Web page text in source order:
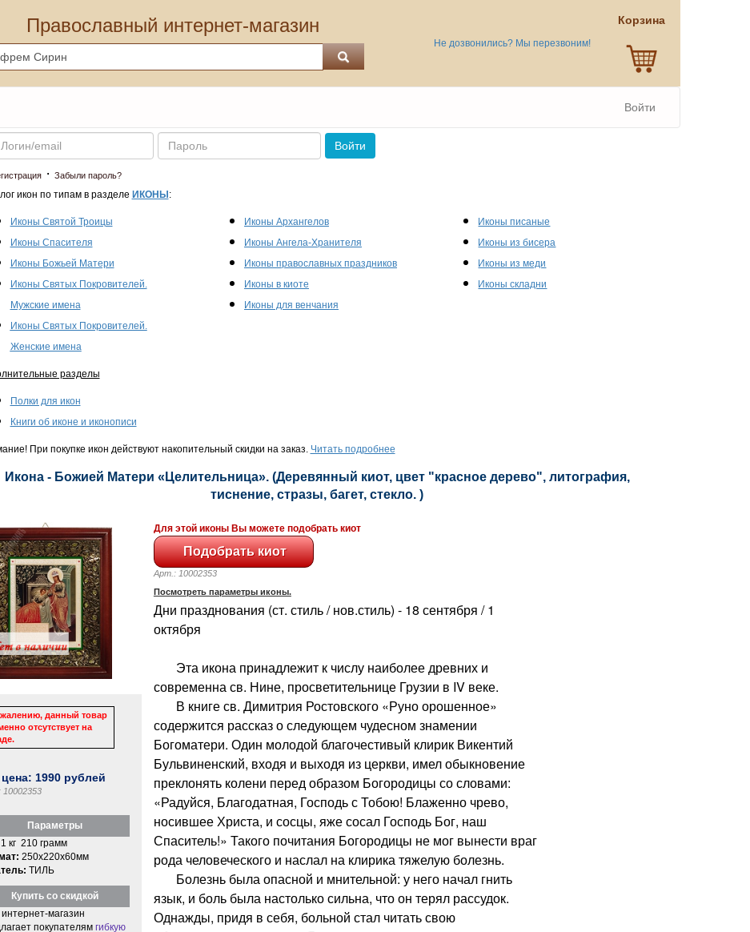
Православный интернет-магазин
Не дозвонились? Мы перезвоним!
Корзина
Войти
Пароль
Войти
· Забыли пароль?
икон по типам в разделе ИКОНЫ :
Иконы Святой Троицы
Иконы Спасителя
Иконы Божьей Матери
Иконы Святых Покровителей.
Мужские имена
Иконы Святых Покровителей.
Женские имена
Иконы Архангелов
Иконы Ангела-Хранителя
Иконы православных праздников
Иконы в киоте
Иконы для венчания
Иконы писаные
Иконы из бисера
Иконы из меди
Иконы складни
разделы
Полки для икон
Книги об иконе и иконописи
При покупке икон действуют накопительный скидки на заказ. Читать подробнее
Икона - Божией Матери «Целительница». (Деревянный киот, цвет "красное дерево", литография,
тиснение, стразы, багет, стекло. )
данный товар
отсутствует на
цена: 1990 рублей
Параметры
1 кг 210 грамм
250x220x60мм
ТИЛЬ
Купить со скидкой
магазин
покупателям гибкую
Для этой иконы Вы можете подобрать киот
Арт.: 10002353
Посмотреть параметры иконы.
Дни празднования (ст. стиль / нов.стиль) - 18 сентября / 1
октября
Эта икона принадлежит к числу наиболее древних и
современна св. Нине, просветительнице Грузии в IV веке.
В книге св. Димитрия Ростовского «Руно орошенное»
содержится рассказ о следующем чудесном знамении
Богоматери. Один молодой благочестивый клирик Викентий
Бульвиненский, входя и выходя из церкви, имел обыкновение
преклонять колени перед образом Богородицы со словами:
«Радуйся, Благодатная, Господь с Тобою! Блаженно чрево,
носившее Христа, и сосцы, яже сосал Господь Бог, наш
Спаситель!» Такого почитания Богородицы не мог вынести враг
рода человеческого и наслал на клирика тяжелую болезнь.
Болезнь была опасной и мнительной: у него начал гнить
язык, и боль была настолько сильна, что он терял рассудок.
Однажды, придя в себя, больной стал читать свою